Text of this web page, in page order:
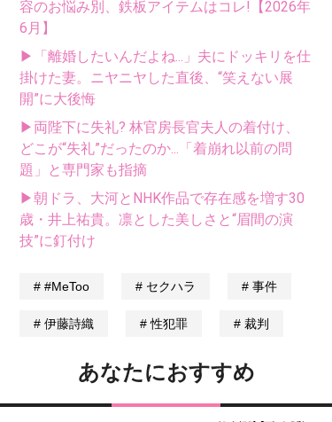
容のお悩み別、鉄板アイテムはコレ!【2026年
6月】
▶「離婚したいんだよね...」夫にドッキリを仕
掛けた妻。ニヤニヤした直後、“笑えない展
開”に大後悔
▶両陛下に失礼? 林官房長官夫人の着付け、
どこが“失礼”だったのか...「着崩れ以前の問
題」と専門家も指摘
▶朝ドラ、大河とNHK作品で存在感を増す30
歳・井上祐貴。凛とした美しさと“眉間の演
技”に釘付け
#MeToo セクハラ 事件
伊藤詩織 性犯罪 裁判
あなたにおすすめ